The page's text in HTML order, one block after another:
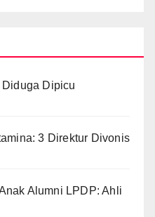
Dipicu
3 Direktur Divonis
Alumni LPDP: Ahli